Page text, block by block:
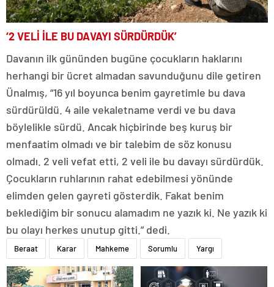
‘2 VELİ İLE BU DAVAYI SÜRDÜRDÜK’
Davanın ilk gününden bugüne çocukların haklarını
herhangi bir ücret almadan savunduğunu dile getiren
Ünalmış, “16 yıl boyunca benim gayretimle bu dava
sürdürüldü. 4 aile vekaletname verdi ve bu dava
böylelikle sürdü. Ancak hiçbirinde beş kuruş bir
menfaatim olmadı ve bir talebim de söz konusu
olmadı. 2 veli vefat etti, 2 veli ile bu davayı sürdürdük.
Çocukların ruhlarının rahat edebilmesi yönünde
elimden gelen gayreti gösterdik. Fakat benim
beklediğim bir sonucu alamadım ne yazık ki. Ne yazık ki
bu olayı herkes unutup gitti.” dedi.
Beraat Karar Mahkeme Sorumlu Yargı